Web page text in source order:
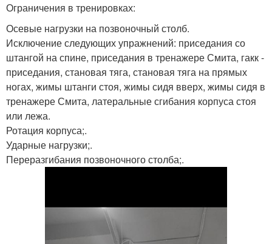
Ограничения в тренировках:
Осевые нагрузки на позвоночный столб.
Исключение следующих упражнений: приседания со
штангой на спине, приседания в тренажере Смита, гакк -
приседания, становая тяга, становая тяга на прямых
ногах, жимы штанги стоя, жимы сидя вверх, жимы сидя в
тренажере Смита, латеральные сгибания корпуса стоя
или лежа.
Ротация корпуса;.
Ударные нагрузки;.
Переразгибания позвоночного столба;.